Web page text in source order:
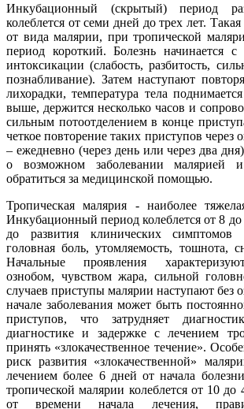
Инкубационный (скрытый) период
колеблется от семи дней до трех лет.
от вида малярии, при тропической
период короткий. Болезнь начинается
интоксикации (слабость, разбитость,
познабливание). Затем наступают
лихорадки, температура тела
выше, держится несколько часов и
сильным потоотделением в конце
четкое повторение таких приступов через
– ежедневно (через день или через два
о возможном заболевании малярией и
обратиться за медицинской помощью.
Тропическая малярия - наиболее
Инкубационный период колеблется от 8
до развития клинических симптомов
головная боль, утомляемость, тошнота,
Начальные проявления
ознобом, чувством жара, сильной
случаев приступы малярии наступают без
начале заболевания может быть
приступов, что затрудняет
диагностике и задержке с лечением
принять «злокачественное течение».
риск развития «злокачественной»
лечением более 6 дней от начала
тропической малярии колеблется от 10 до
от времени начала лечения,